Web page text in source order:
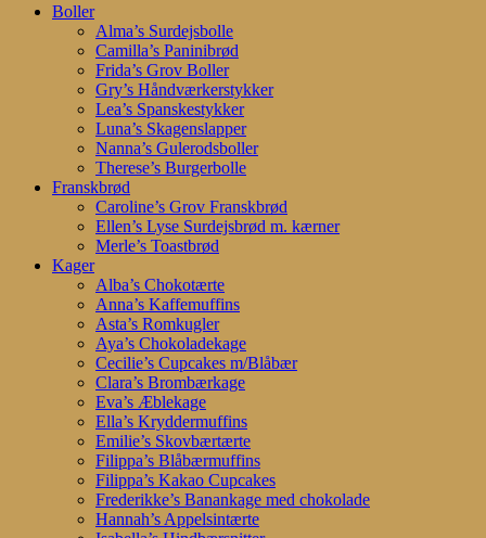
Close
Boller
Alma’s Surdejsbolle
Camilla’s Paninibrød
Frida’s Grov Boller
Gry’s Håndværkerstykker
Lea’s Spanskestykker
Luna’s Skagenslapper
Nanna’s Gulerodsboller
Therese’s Burgerbolle
Franskbrød
Caroline’s Grov Franskbrød
Ellen’s Lyse Surdejsbrød m. kærner
Merle’s Toastbrød
Kager
Alba’s Chokotærte
Anna’s Kaffemuffins
Asta’s Romkugler
Aya’s Chokoladekage
Cecilie’s Cupcakes m/Blåbær
Clara’s Brombærkage
Eva’s Æblekage
Ella’s Kryddermuffins
Emilie’s Skovbærtærte
Filippa’s Blåbærmuffins
Filippa’s Kakao Cupcakes
Frederikke’s Banankage med chokolade
Hannah’s Appelsintærte